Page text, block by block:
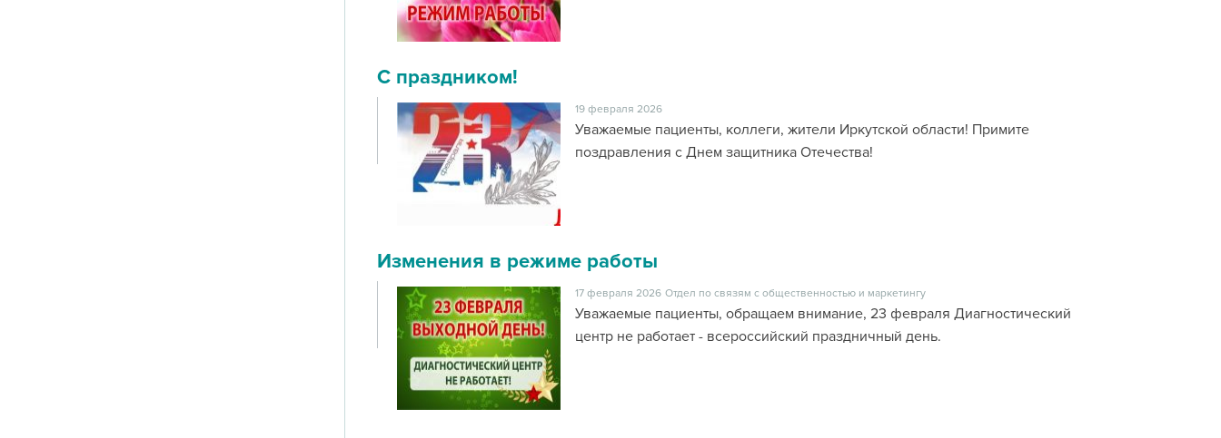
С праздником!
19 февраля 2026
Уважаемые пациенты, коллеги, жители Иркутской области! Примите
поздравления с Днем защитника Отечества!
Изменения в режиме работы
17 февраля 2026 Отдел по связям с общественностью и маркетингу
Уважаемые пациенты, обращаем внимание, 23 февраля Диагностический
центр не работает - всероссийский праздничный день.